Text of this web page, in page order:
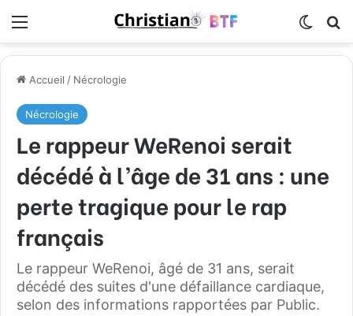
Accueil / Nécrologie
Nécrologie
Le rappeur WeRenoi serait
décédé à l’âge de 31 ans : une
perte tragique pour le rap
français
Le rappeur WeRenoi, âgé de 31 ans, serait
décédé des suites d'une défaillance cardiaque,
selon des informations rapportées par Public.